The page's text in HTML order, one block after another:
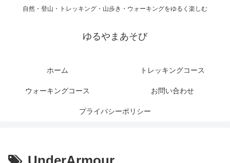
自然・登山・トレッキング・山歩き・ウォーキングをゆるく楽しむ
ゆるやまあそび
ホーム トレッキングコース
ウォーキングコース お問い合わせ
プライバシーポリシー